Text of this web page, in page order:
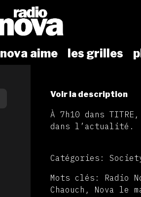
nova aime les grilles
Voir la description
À 7h10 dans
dans l’actualité.
Catégories:
Mots clés: Radio
Chaouch, Nova le